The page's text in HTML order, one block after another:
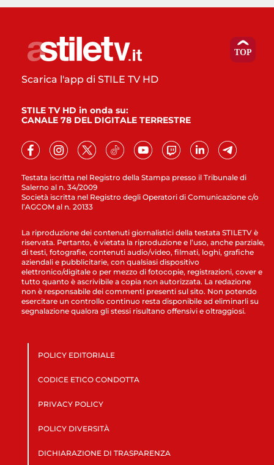
Testata iscritta nel Registro della Stampa presso il Tribunale di
Salerno al n. 34/2009
Società iscritta nel Registro degli Operatori di Comunicazione c/o
l’AGCOM al n. 20133
Scarica l'app di STILE TV HD
STILE TV HD in onda su:
CANALE 78 DEL DIGITALE TERRESTRE
La riproduzione dei contenuti giornalistici della testata STILETV è
riservata. Pertanto, è vietata la riproduzione e l’uso, anche parziale,
di testi, fotografie, contenuti audio/video, filmati, loghi, grafiche
aziendali e pubblicitarie, con qualsiasi dispositivo
elettronico/digitale o per mezzo di fotocopie, registrazioni, cover e
tutto quanto è ascrivibile a copia non autorizzata. La redazione
non è responsabile dei commenti presenti sul sito. Non potendo
esercitare un controllo continuo resta disponibile ad eliminarli su
segnalazione qualora gli stessi risultano offensivi e oltraggiosi.
POLICY EDITORIALE
CODICE ETICO CONDOTTA
PRIVACY POLICY
POLICY DIVERSITÀ
DICHIARAZIONE DI TRASPARENZA